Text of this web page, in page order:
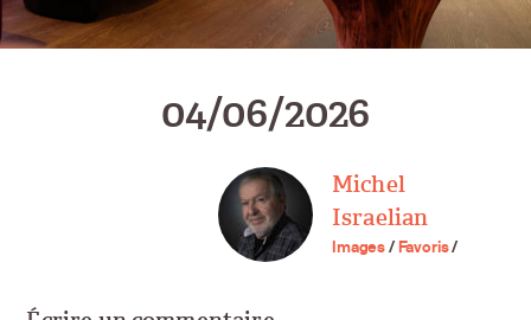
04/06/2026
Michel
Israelian
Images/Favoris/